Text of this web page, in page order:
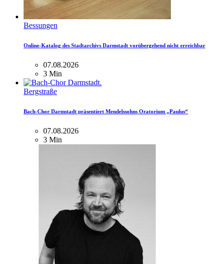
Bessungen
Online-Katalog des Stadtarchivs Darmstadt vorübergehend nicht erreichbar
07.08.2026
3 Min
Bergstraße
Bach-Chor Darmstadt präsentiert Mendelssohns Oratorium „Paulus“
07.08.2026
3 Min